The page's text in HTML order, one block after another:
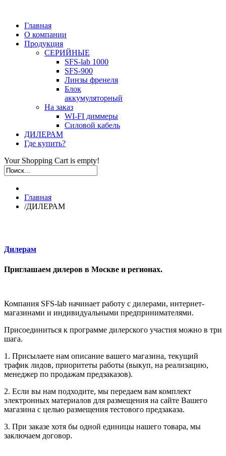
Главная
О компании
Продукция
СЕРИЙНЫЕ
SFS-lab 1000
SFS-900
Линзы френеля
Блок
аккумуляторный
На заказ
WI-FI диммеры
Силовой кабель
ДИЛЕРАМ
Где купить?
Your Shopping Cart is empty!
Главная
/ДИЛЕРАМ
Дилерам
Приглашаем дилеров в Москве и регионах.
Компания SFS-lab начинает работу с дилерами, интернет-
магазинами и индивидуальными предпринимателями.
Присоединиться к программе дилерского участия можно в три
шага.
1. Присылаете нам описание вашего магазина, текущий
трафик лидов, приоритеты работы (выкуп, на реализацию,
менеджер по продажам предзаказов).
2. Если вы нам подходите, мы передаем вам комплект
электронных материалов для размещения на сайте Вашего
магазина с целью размещения тестового предзаказа.
3. При заказе хотя бы одной единицы нашего товара, мы
заключаем договор.